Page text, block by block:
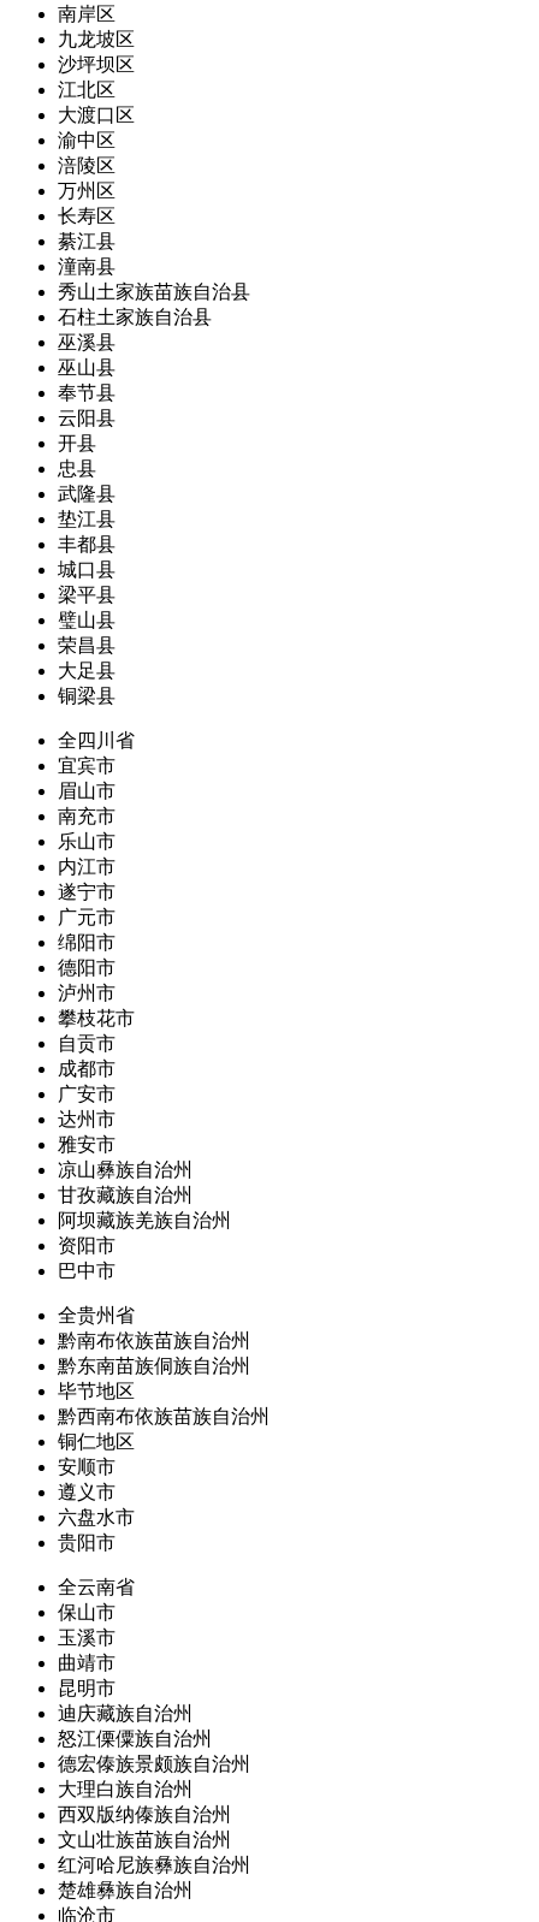
南岸区
九龙坡区
沙坪坝区
江北区
大渡口区
渝中区
涪陵区
万州区
长寿区
綦江县
潼南县
秀山土家族苗族自治县
石柱土家族自治县
巫溪县
巫山县
奉节县
云阳县
开县
忠县
武隆县
垫江县
丰都县
城口县
梁平县
璧山县
荣昌县
大足县
铜梁县
全四川省
宜宾市
眉山市
南充市
乐山市
内江市
遂宁市
广元市
绵阳市
德阳市
泸州市
攀枝花市
自贡市
成都市
广安市
达州市
雅安市
凉山彝族自治州
甘孜藏族自治州
阿坝藏族羌族自治州
资阳市
巴中市
全贵州省
黔南布依族苗族自治州
黔东南苗族侗族自治州
毕节地区
黔西南布依族苗族自治州
铜仁地区
安顺市
遵义市
六盘水市
贵阳市
全云南省
保山市
玉溪市
曲靖市
昆明市
迪庆藏族自治州
怒江傈僳族自治州
德宏傣族景颇族自治州
大理白族自治州
西双版纳傣族自治州
文山壮族苗族自治州
红河哈尼族彝族自治州
楚雄彝族自治州
临沧市